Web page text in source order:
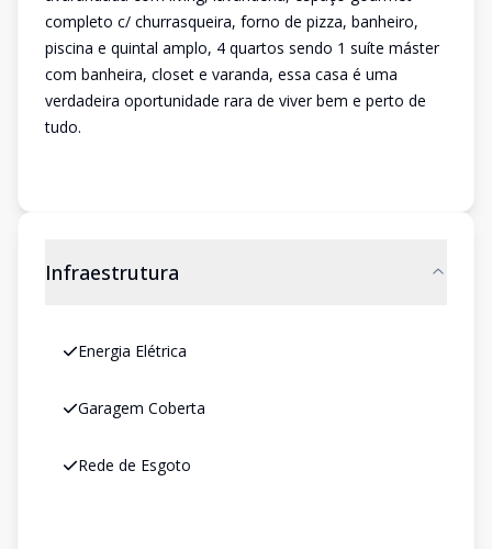
completo c/ churrasqueira, forno de pizza, banheiro,
piscina e quintal amplo, 4 quartos sendo 1 suíte máster
com banheira, closet e varanda, essa casa é uma
verdadeira oportunidade rara de viver bem e perto de
tudo.
Infraestrutura
Energia Elétrica
Garagem Coberta
Rede de Esgoto